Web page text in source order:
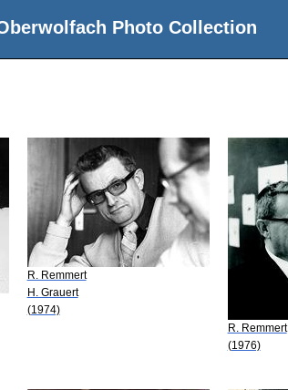
Photo Collection
R. Remmert
H. Grauert
(1974)
R. Remmert
(1976)